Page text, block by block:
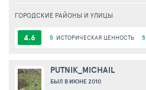
ГОРОДСКИЕ РАЙОНЫ И УЛИЦЫ
4.6 5 ИСТОРИЧЕСКАЯ ЦЕННОСТЬ 5
PUTNIK_MICHAIL
БЫЛ В ИЮНЕ 2010